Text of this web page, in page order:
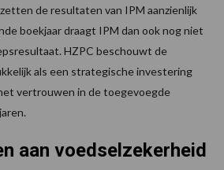
de resultaten van IPM aanzienlijk
boekjaar draagt IPM dan ook nog niet
HZPC beschouwt de
als een strategische investering
vertrouwen in de toegevoegde
aan voedselzekerheid